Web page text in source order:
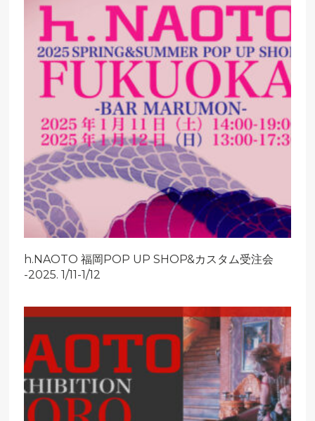
h.NAOTO 福岡POP UP SHOP&カスタム受注会
-2025. 1/11-1/12